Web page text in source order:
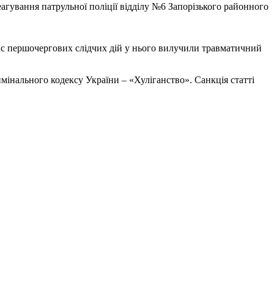
патрульної поліції відділу №6 Запорізького районного
першочергових слідчих дій у нього вилучили травматичний
кодексу України – «Хуліганство». Санкція статті